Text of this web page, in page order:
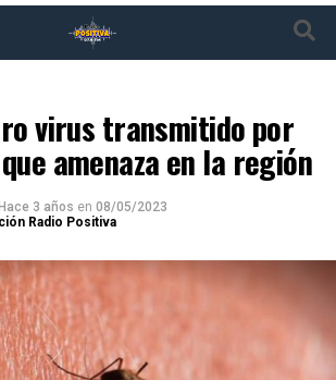
virus transmitido por
amenaza en la región
Hace 3 años en 08/05/2023
Radio Positiva